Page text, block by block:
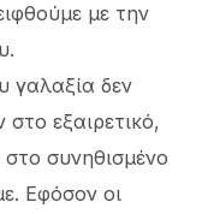
με την
γαλαξία δεν
εξαιρετικό,
συνηθισμένο
Εφόσον οι